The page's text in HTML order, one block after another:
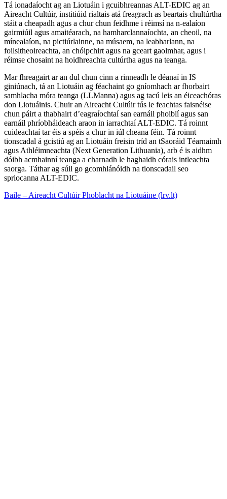
Tá ionadaíocht ag an Liotuáin i gcuibhreannas ALT-EDIC ag an
Aireacht Cultúir, institiúid rialtais atá freagrach as beartais chultúrtha
stáit a cheapadh agus a chur chun feidhme i réimsí na n-ealaíon
gairmiúil agus amaitéarach, na hamharclannaíochta, an cheoil, na
mínealaíon, na pictiúrlainne, na músaem, na leabharlann, na
foilsitheoireachta, an chóipchirt agus na gceart gaolmhar, agus i
réimse chosaint na hoidhreachta cultúrtha agus na teanga.
Mar fhreagairt ar an dul chun cinn a rinneadh le déanaí in IS
giniúnach, tá an Liotuáin ag féachaint go gníomhach ar fhorbairt
samhlacha móra teanga (LLManna) agus ag tacú leis an éiceachóras
don Liotuáinis. Chuir an Aireacht Cultúir tús le feachtas faisnéise
chun páirt a thabhairt d’eagraíochtaí san earnáil phoiblí agus san
earnáil phríobháideach araon in iarrachtaí ALT-EDIC. Tá roinnt
cuideachtaí tar éis a spéis a chur in iúl cheana féin. Tá roinnt
tionscadal á gcistiú ag an Liotuáin freisin tríd an tSaoráid Téarnaimh
agus Athléimneachta (Next Generation Lithuania), arb é is aidhm
dóibh acmhainní teanga a charnadh le haghaidh córais intleachta
saorga. Táthar ag súil go gcomhlánóidh na tionscadail seo
spriocanna ALT-EDIC.
Baile – Aireacht Cultúir Phoblacht na Liotuáine (lrv.lt)